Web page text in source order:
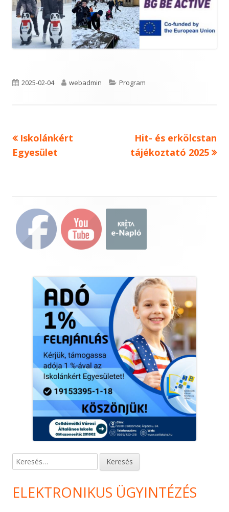
Published
2025-02-04 Author
webadmin Categories
Program
Bejegyzés
navigáció
Previous
article:
Iskolánkért
Egyesület
Next
article:
Hit- és erkölcstan
tájékoztató 2025
Main
Sidebar
Keresés:
ELEKTRONIKUS ÜGYINTÉZÉS